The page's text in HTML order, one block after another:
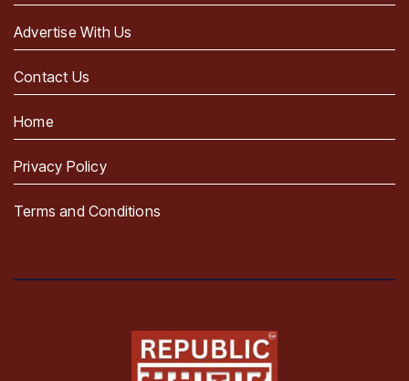
Advertise With Us
Contact Us
Home
Privacy Policy
Terms and Conditions